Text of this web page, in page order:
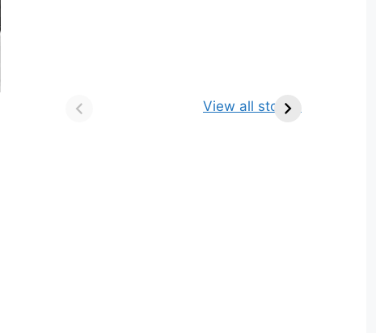
View all stories
किसे कहते है? परिभाषा,
ज्योतिर्लिंग | नाम, स्थान एवं